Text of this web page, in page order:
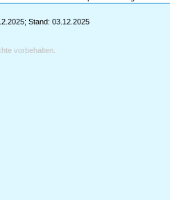
Stand: 03.12.2025
vorbehalten.